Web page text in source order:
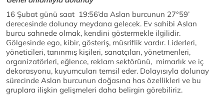
16 Şubat günü saat 19:56’da Aslan burcunun 27°59’
derecesinde dolunay meydana gelecek. Ev sahibi Aslan
burcu sahnede olmak, kendini göstermekle ilgilidir.
Gölgesinde ego, kibir, gösteriş, müsriflik vardır. Liderleri,
yöneticileri, tanınmış kişileri, sanatçıları, yönetmenleri,
organizatörleri, eğlence, reklam sektörünü, mimarlık ve iç
dekorasyonu, kuyumcuları temsil eder. Dolayısıyla dolunay
sürecinde Aslan burcunun doğasına has özellikleri ve bu
gruplara ilişkin gelişmeleri daha belirgin görebiliriz.